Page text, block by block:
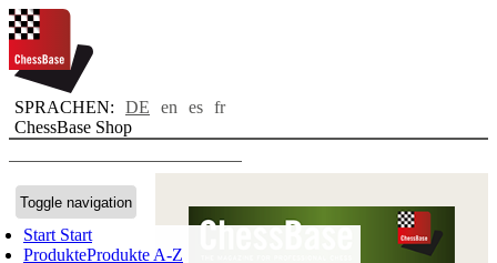
SPRACHEN: DE en es fr
ChessBase Shop
Toggle navigation
Start Start
ProdukteProdukte A-Z